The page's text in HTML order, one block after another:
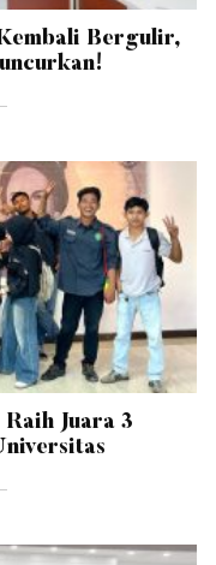
Bergulir,
Juara 3